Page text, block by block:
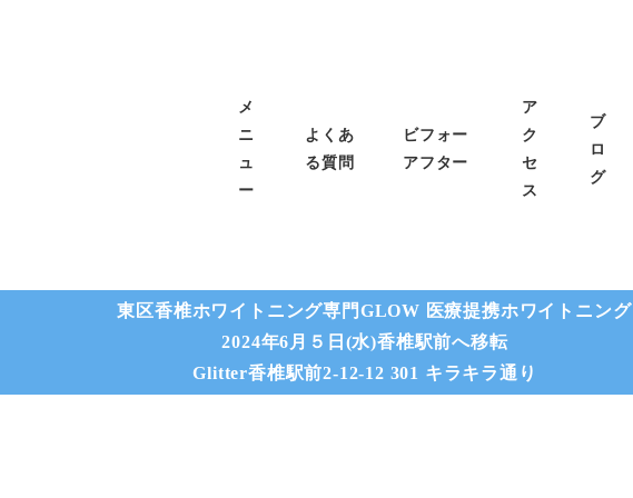
メ
ニ
ュ
ー
よくあ
る質問
ビフォー
アフター
ア
ク
セ
ス
ブ
ロ
グ
東区香椎ホワイトニング専門GLOW 医療提携ホワイトニング
2024年6月５日(水)香椎駅前へ移転
Glitter香椎駅前2-12-12 301 キラキラ通り